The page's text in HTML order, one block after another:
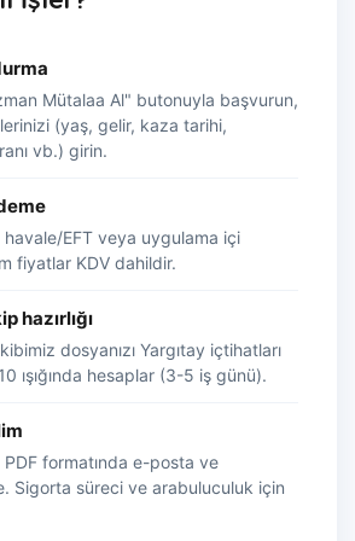
Mütalaa Al" butonuyla başvurun,
(yaş, gelir, kaza tarihi,
vb.) girin.
havale/EFT veya uygulama içi
fiyatlar KDV dahildir.
hazırlığı
dosyanızı Yargıtay içtihatları
ışığında hesaplar (3-5 iş günü).
PDF formatında e-posta ve
Sigorta süreci ve arabuluculuk için